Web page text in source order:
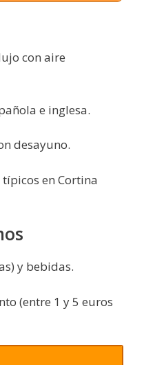
con aire
e inglesa.
desayuno.
en Cortina
y bebidas.
(entre 1 y 5 euros